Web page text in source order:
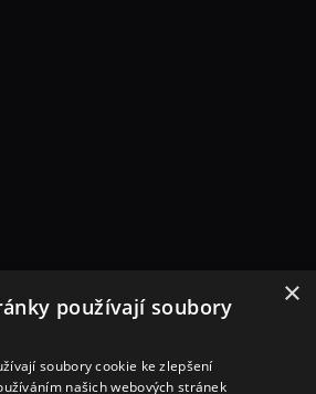
×
používají soubory
soubory cookie ke zlepšení
našich webových stránek